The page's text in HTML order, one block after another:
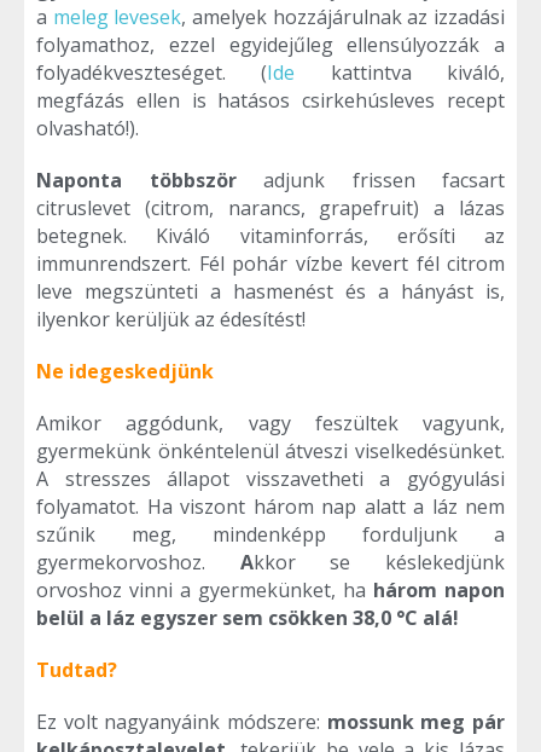
a meleg levesek, amelyek hozzájárulnak az izzadási
folyamathoz, ezzel egyidejűleg ellensúlyozzák a
folyadékveszteséget. (Ide kattintva kiváló,
megfázás ellen is hatásos csirkehúsleves recept
olvasható!).
Naponta többszöradjunk frissen facsart
citruslevet (citrom, narancs, grapefruit) a lázas
betegnek. Kiváló vitaminforrás, erősíti az
immunrendszert. Fél pohár vízbe kevert fél citrom
leve megszünteti a hasmenést és a hányást is,
ilyenkor kerüljük az édesítést!
Ne idegeskedjünk
Amikor aggódunk, vagy feszültek vagyunk,
gyermekünk önkéntelenül átveszi viselkedésünket.
A stresszes állapot visszavetheti a gyógyulási
folyamatot. Ha viszont három nap alatt a láz nem
szűnik meg, mindenképp forduljunk a
gyermekorvoshoz. Akkor se késlekedjünk
orvoshoz vinni a gyermekünket, ha három napon
belül a láz egyszer sem csökken 38,0 °C alá!
Tudtad?
Ez volt nagyanyáink módszere: mossunk meg pár